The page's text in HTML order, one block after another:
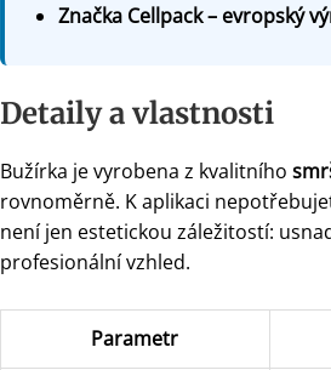
Značka Cellpack – evropský
Detaily a vlastnosti
Bužírka je vyrobena z kvalitního
rovnoměrně. K aplikaci
není jen estetickou záležitostí:
profesionální vzhled.
Parametr